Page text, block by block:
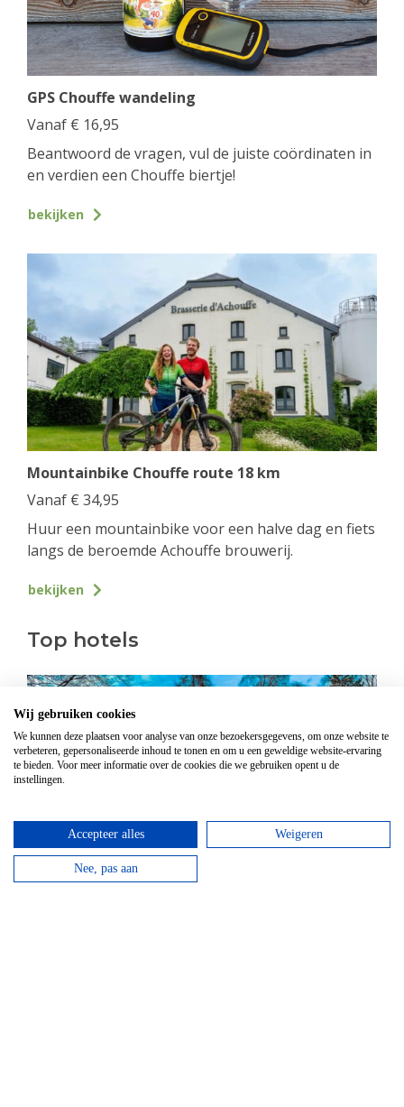
GPS Chouffe wandeling
Vanaf € 16,95
Beantwoord de vragen, vul de juiste coördinaten in
en verdien een Chouffe biertje!
bekijken
Mountainbike Chouffe route 18 km
Vanaf € 34,95
Huur een mountainbike voor een halve dag en fiets
langs de beroemde Achouffe brouwerij.
bekijken
Top hotels
Wij gebruiken cookies
We kunnen deze plaatsen voor analyse van onze bezoekersgegevens, om onze website te
verbeteren, gepersonaliseerde inhoud te tonen en om u een geweldige website-ervaring
te bieden. Voor meer informatie over de cookies die we gebruiken opent u de
instellingen.
Accepteer alles Weigeren
Nee, pas aan